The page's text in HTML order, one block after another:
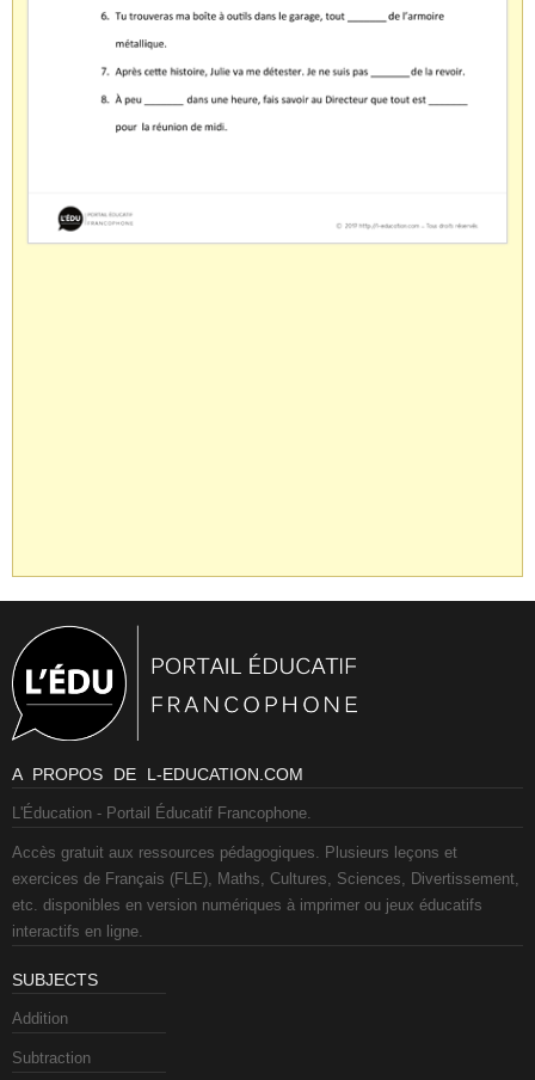
A PROPOS DE L-EDUCATION.COM
L'Éducation - Portail Éducatif Francophone.
Accès gratuit aux ressources pédagogiques. Plusieurs leçons et
exercices de Français (FLE), Maths, Cultures, Sciences, Divertissement,
etc. disponibles en version numériques à imprimer ou jeux éducatifs
interactifs en ligne.
SUBJECTS
Addition
Subtraction